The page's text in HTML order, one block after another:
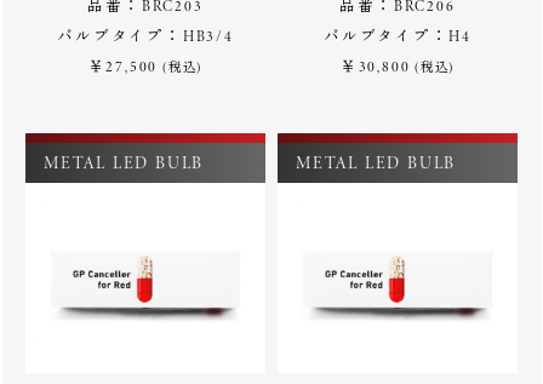
品番：BRC203
バルブタイプ：HB3/4
￥27,500(税込)
品番：BRC206
バルブタイプ：H4
￥30,800(税込)
METAL LED BULB METAL LED BULB